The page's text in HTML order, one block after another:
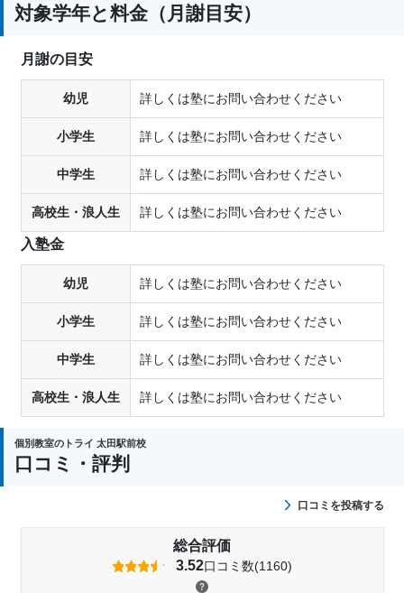
対象学年と料金（月謝目安）
月謝の目安
幼児 詳しくは塾にお問い合わせください
小学生 詳しくは塾にお問い合わせください
中学生 詳しくは塾にお問い合わせください
高校生・浪人生 詳しくは塾にお問い合わせください
入塾金
幼児 詳しくは塾にお問い合わせください
小学生 詳しくは塾にお問い合わせください
中学生 詳しくは塾にお問い合わせください
高校生・浪人生 詳しくは塾にお問い合わせください
個別教室のトライ 太田駅前校
口コミ・評判
口コミを投稿する
総合評価
3.52口コミ数(1160)